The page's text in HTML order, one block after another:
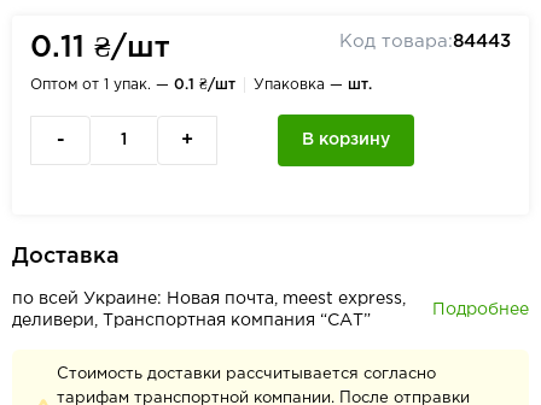
0.11 ₴/шт Код товара:84443
Оптом от 1 упак. — 0.1 ₴/шт Упаковка — шт.
- + В корзину
Доставка
по всей Украине: Новая почта, meest express,
деливери, Транспортная компания “САТ”
Подробнее
Стоимость доставки рассчитывается согласно
тарифам транспортной компании. После отправки